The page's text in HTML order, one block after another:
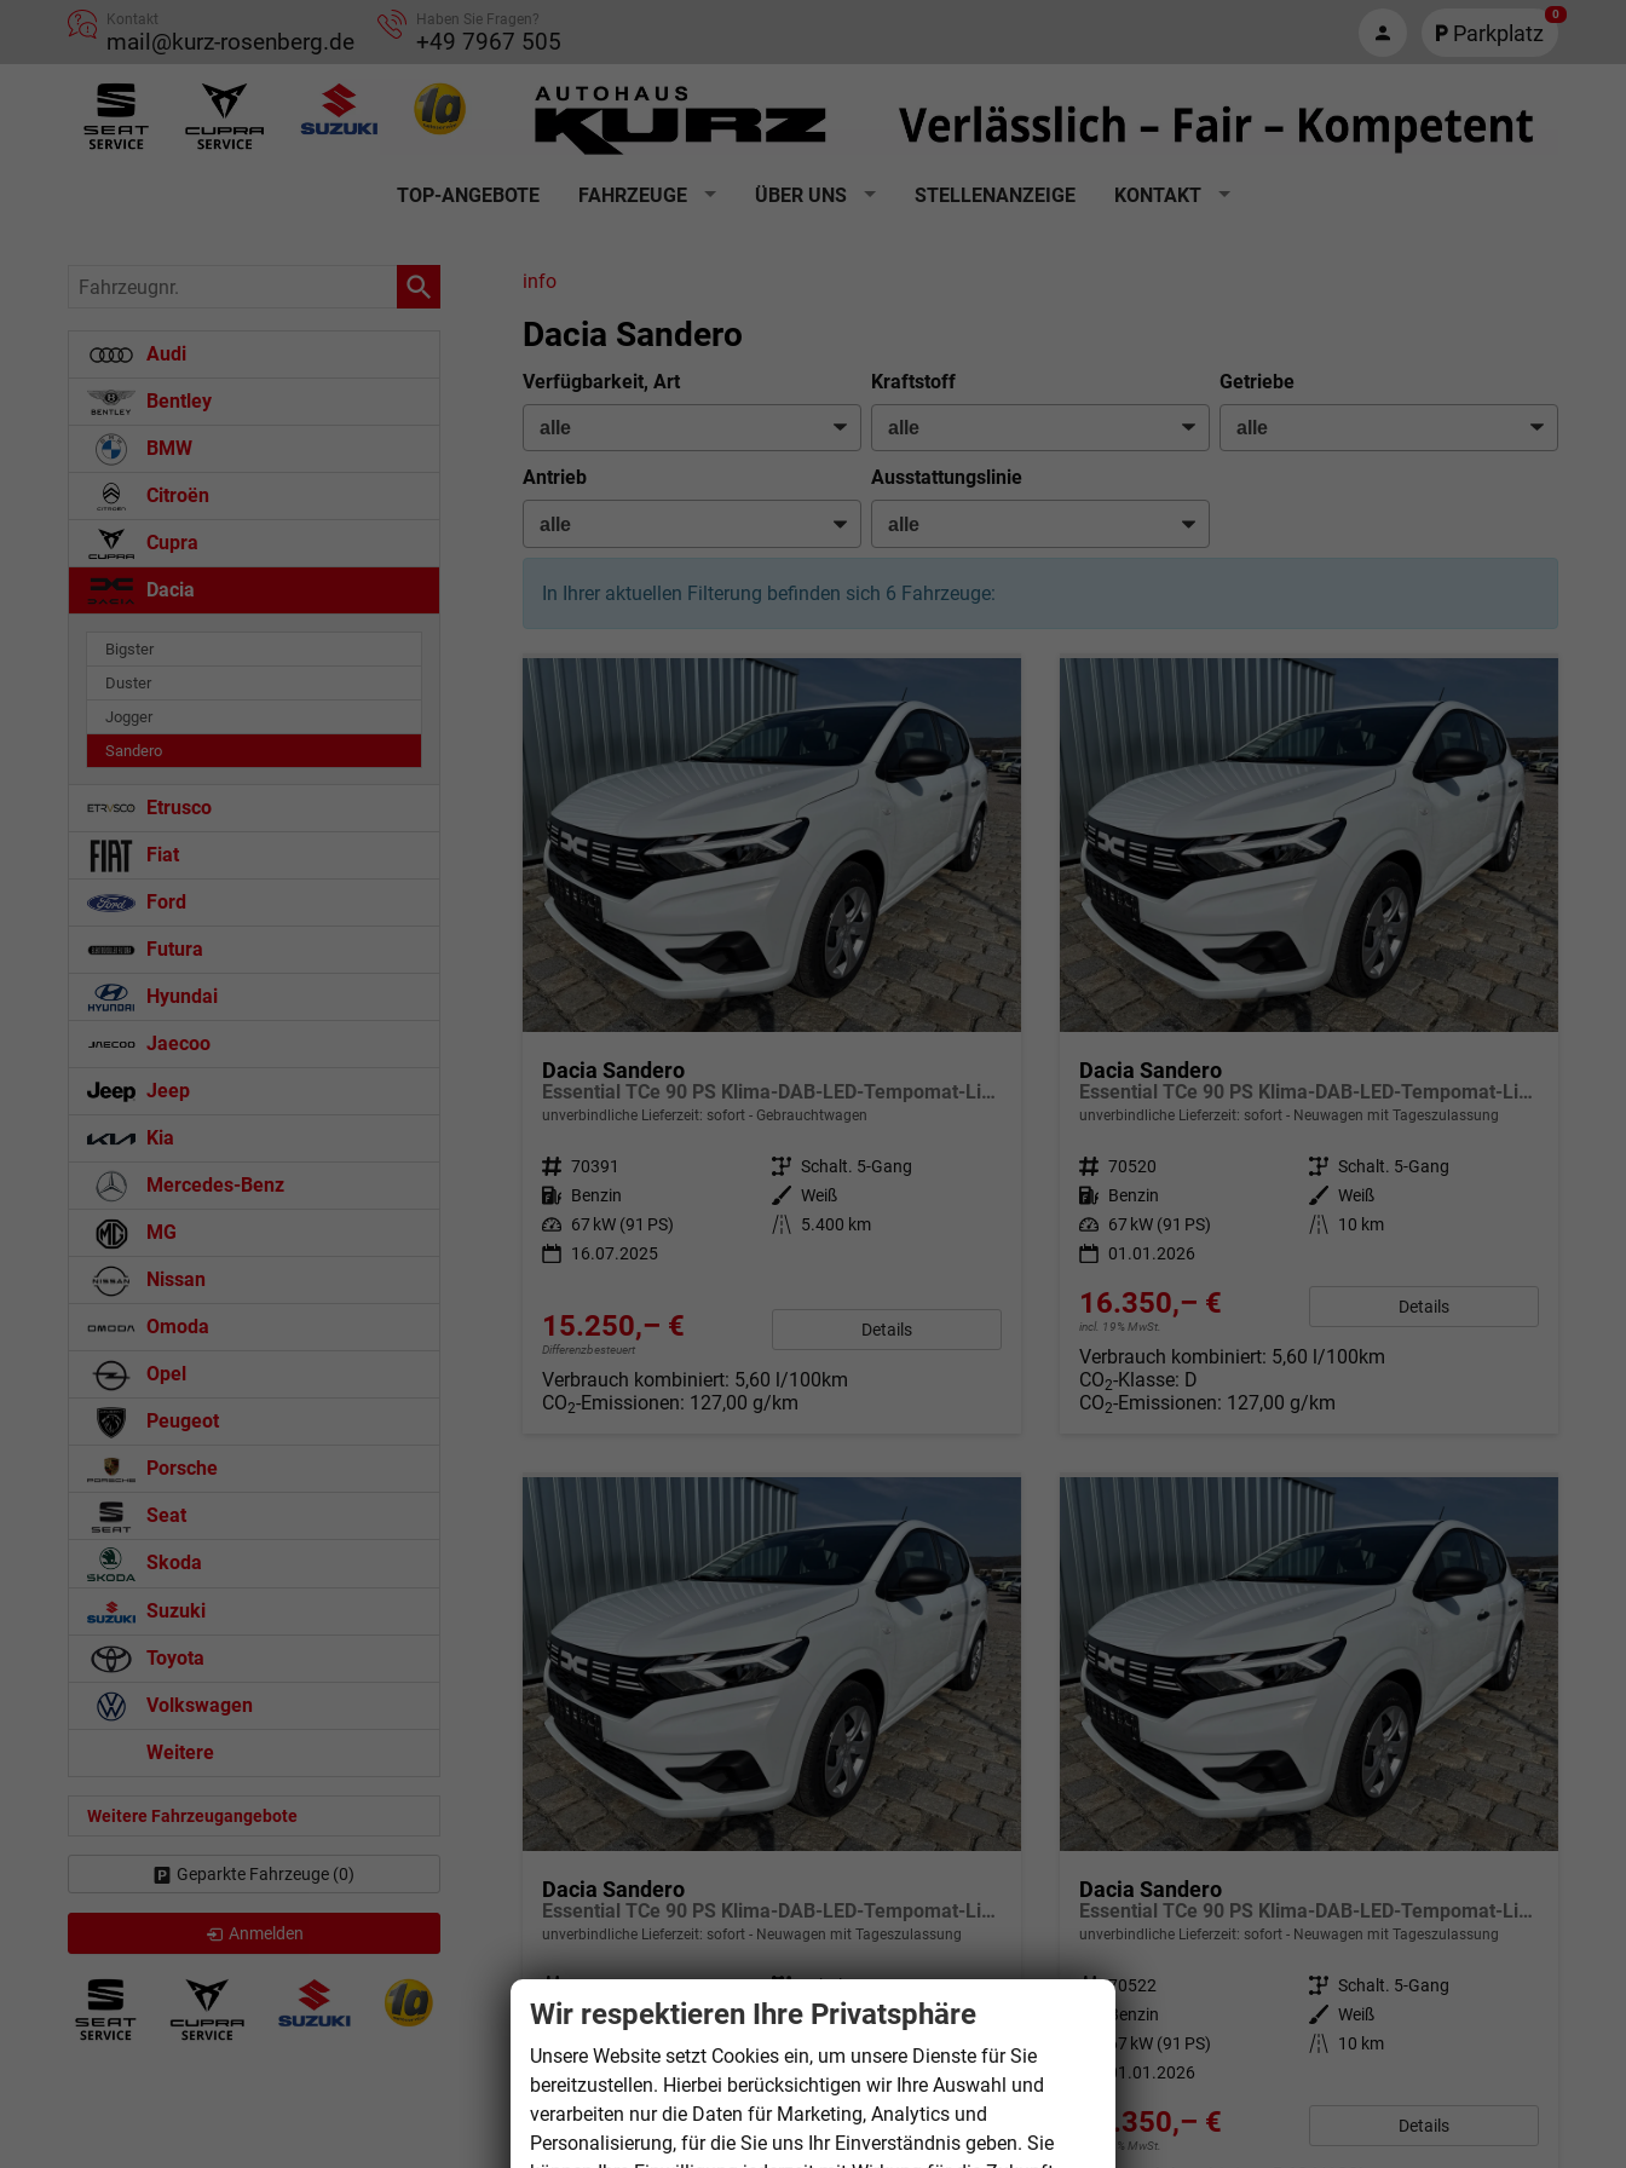
Kontakt
mail@kurz-rosenberg.de
Haben Sie Fragen?
+49 7967 505 Parkplatz
0
TOP-ANGEBOTE FAHRZEUGE ÜBER UNS STELLENANZEIGE KONTAKT
info
Dacia Sandero
Verfügbarkeit, Art Kraftstoff Getriebe
Antrieb Ausstattungslinie
In Ihrer aktuellen Filterung befinden sich 6 Fahrzeuge:
Dacia Sandero
Essential TCe 90 PS Klima-DAB-LED-Tempomat-Limiter-sofort
unverbindliche Lieferzeit: sofort Gebrauchtwagen
Fahrzeugnr. 70391 Getriebe Schalt. 5-Gang
Kraftstoff Benzin Außenfarbe Weiß
Leistung 67 kW (91 PS) Kilometerstand
5.400 km
16.07.2025
15.250,– €
Differenzbesteuert
Details
Verbrauch kombiniert: 5,60 l/100km
CO2-Emissionen: 127,00 g/km
Dacia Sandero
Essential TCe 90 PS Klima-DAB-LED-Tempomat-Limiter-sofort
unverbindliche Lieferzeit: sofort Neuwagen mit Tageszulassung
Fahrzeugnr. 70520 Getriebe Schalt. 5-Gang
Kraftstoff Benzin Außenfarbe Weiß
Leistung 67 kW (91 PS) Kilometerstand
10 km
01.01.2026
16.350,– €
incl. 19% MwSt.
Details
Verbrauch kombiniert: 5,60 l/100km
CO2-Klasse: D
CO2-Emissionen: 127,00 g/km
Dacia Sandero
Essential TCe 90 PS Klima-DAB-LED-Tempomat-Limiter-sofort
unverbindliche Lieferzeit: sofort Neuwagen mit Tageszulassung
Fahrzeugnr. 70521 Getriebe Schalt. 5-Gang
Kraftstoff Benzin Außenfarbe Weiß
16.350,– €
incl. 19% MwSt.
Details
Dacia Sandero
Essential TCe 90 PS Klima-DAB-LED-Tempomat-Limiter-sofort
unverbindliche Lieferzeit: sofort Neuwagen mit Tageszulassung
Fahrzeugnr. 70522 Getriebe Schalt. 5-Gang
Benzin Außenfarbe Weiß
67 kW (91 PS) Kilometerstand
10 km
01.01.2026
16.350,– €
incl. 19% MwSt.
Details
Fahrzeugnr.
Audi
Bentley
BMW
Citroën
Cupra
Dacia
Bigster
Duster
Jogger
Sandero
Etrusco
Fiat
Ford
Futura
Hyundai
Jaecoo
Jeep
Kia
Mercedes-Benz
MG
Nissan
Omoda
Opel
Peugeot
Porsche
Seat
Skoda
Suzuki
Toyota
Volkswagen
Weitere
Weitere Fahrzeugangebote
Geparkte Fahrzeuge (0)
Anmelden
Wir respektieren Ihre Privatsphäre
Unsere Website setzt Cookies ein, um unsere Dienste für Sie
bereitzustellen. Hierbei berücksichtigen wir Ihre Auswahl und
verarbeiten nur die Daten für Marketing, Analytics und
Personalisierung, für die Sie uns Ihr Einverständnis geben. Sie